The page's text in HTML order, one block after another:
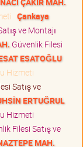
ÇAKIR MAH.
Çankaya
ve Montajı
Güvenlik Filesi
ESATOĞLU
Hizmeti
Satış ve
ERTUĞRUL
Hizmeti
Filesi Satış ve
MAH.